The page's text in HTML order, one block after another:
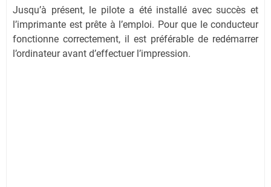
Jusqu’à présent, le pilote a été installé avec succès et
l’imprimante est prête à l’emploi. Pour que le conducteur
fonctionne correctement, il est préférable de redémarrer
l’ordinateur avant d’effectuer l’impression.